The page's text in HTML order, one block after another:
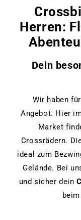
Herren:
Dein
Wir haben
Angebot. Hier
Market
Crossrädern.
ideal zum
Gelände. Bei
und sicher dein